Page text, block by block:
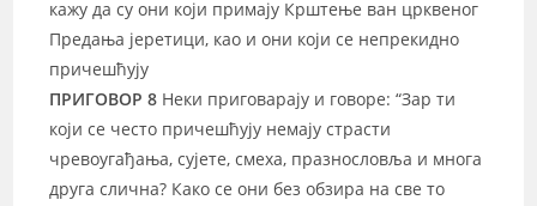
кажу да су они који примају Крштење ван црквеног
Предања јеретици, као и они који се непрекидно
причешћују
ПРИГОВОР 8 Неки приговарају и говоре: “Зар ти
који се често причешћују немају страсти
чревоугађања, сујете, смеха, празнословља и многа
друга слична? Како се они без обзира на све то